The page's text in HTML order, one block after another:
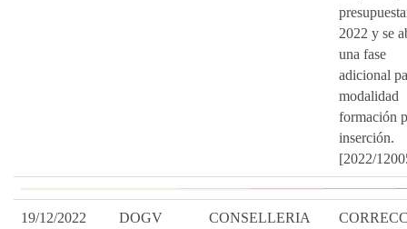
2022 y se
una fase
adicional
modalidad
formación
inserción.
[2022/
19/12/2022 DOGV CONSELLERIA